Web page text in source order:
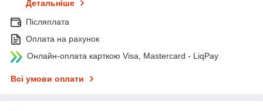
Детальніше
Післяплата
Оплата на рахунок
Онлайн-оплата карткою Visa, Mastercard - LiqPay
Всі умови оплати